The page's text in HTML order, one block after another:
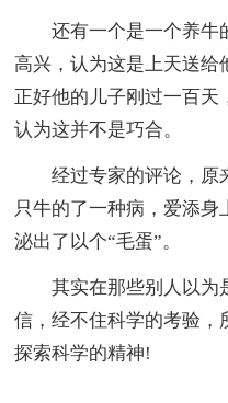
还有一个是一个养牛
高兴，认为这是上天送给
正好他的儿子刚过一百天
认为这并不是巧合。
经过专家的评论，原
只牛的了一种病，爱添
泌出了以个“毛蛋”。
其实在那些别人以为
信，经不住科学的考验，
探索科学的精神!